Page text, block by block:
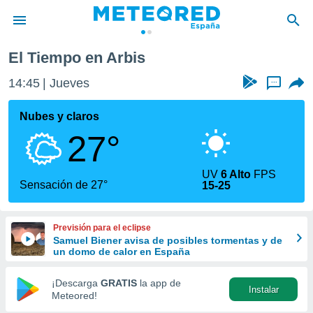
de
por
que se
calidad.
a este
las
y
forma
digital
basada
El Tiempo en Arbis
14:45 Jueves ...
Nubes y claros
27°
Sensación de 27°
UV6 Alto FPS
15-25
Previsión para el eclipse
Samuel Biener avisa de posibles tormentas y de
un domo de calor en España
¡Descarga GRATIS la app de
Meteored!
Instalar